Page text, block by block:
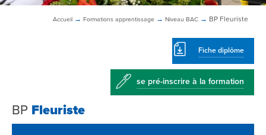
Accueil → Formations apprentissage → Niveau BAC → BP Fleuriste
Fiche diplôme
se pré-inscrire à la formation
BP Fleuriste